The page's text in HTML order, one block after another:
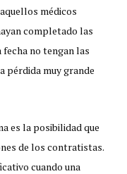
médicos
completado las
fecha no tengan las
pérdida muy grande
es la posibilidad que
de los contratistas.
cuando una